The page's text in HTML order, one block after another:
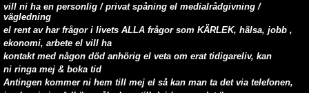
vill ni ha en personlig / privat spåning el medialrådgivning /
vägledning
el rent av har frågor i livets ALLA frågor som KÄRLEK, hälsa, jobb ,
ekonomi, arbete el vill ha
kontakt med någon död anhörig el veta om erat tidigareliv, kan
ni ringa mej & boka tid
Antingen kommer ni hem till mej el så kan man ta det via telefonen,